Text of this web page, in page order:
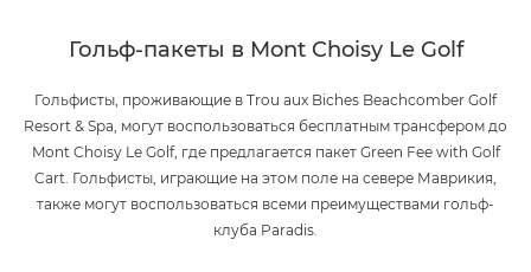
Гольф-пакеты в Mont Choisy Le Golf
Гольфисты, проживающие в Trou aux Biches Beachcomber Golf
Resort & Spa, могут воспользоваться бесплатным трансфером до
Mont Choisy Le Golf, где предлагается пакет Green Fee with Golf
Cart. Гольфисты, играющие на этом поле на севере Маврикия,
также могут воспользоваться всеми преимуществами гольф-
клуба Paradis.